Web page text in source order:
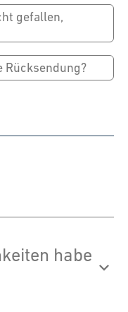
gefallen,
Rücksendung?
habe